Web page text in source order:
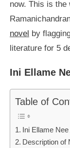
now. This is the
novel by
literature for 5
Ini Ellame
Table of
Ini Ellame
Description of